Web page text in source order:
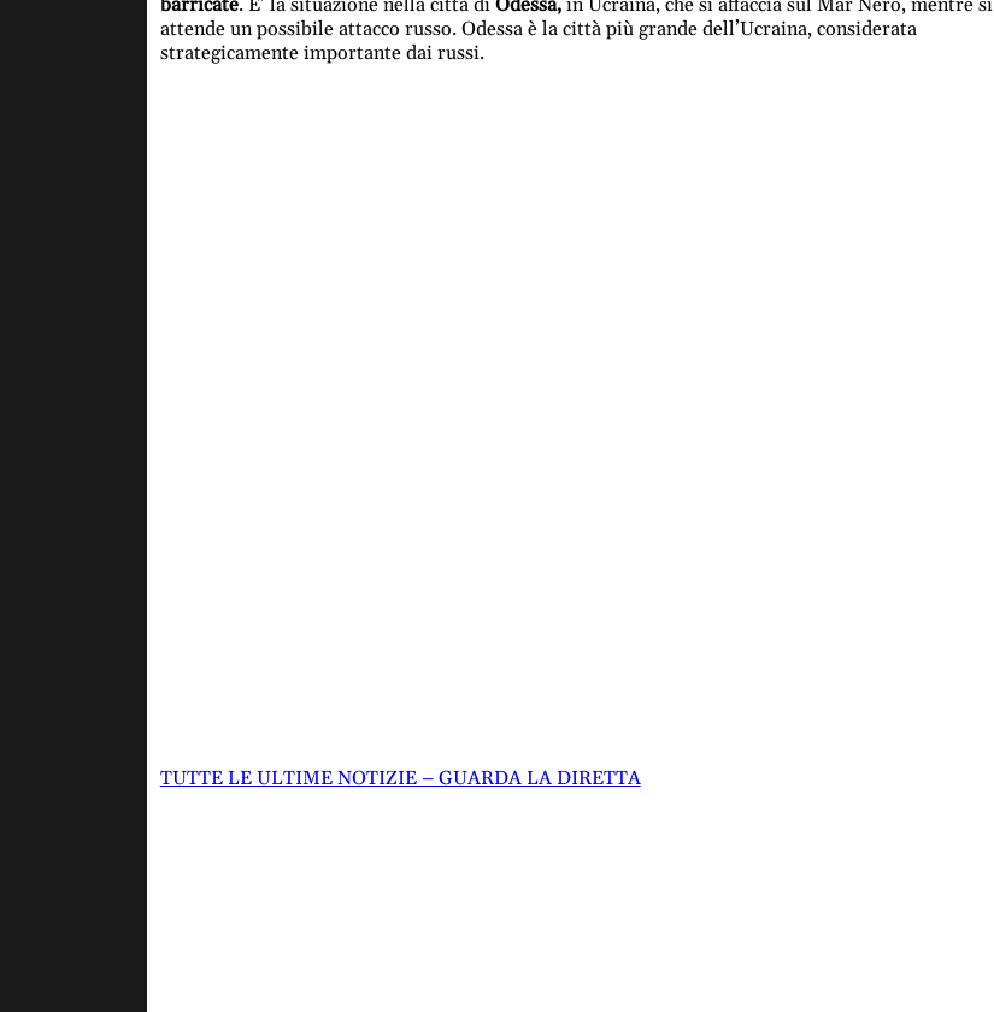
attende un possibile attacco russo. Odessa è la città più grande dell’Ucraina, considerata
strategicamente importante dai russi.
TUTTE LE ULTIME NOTIZIE – GUARDA LA DIRETTA